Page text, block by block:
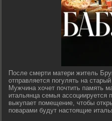
После смерти матери житель
отправляется погулять на
Мужчина хочет почтить память
итальянца семья ассоциируется
выкупает помещение, чтобы
поварами будут настоящие